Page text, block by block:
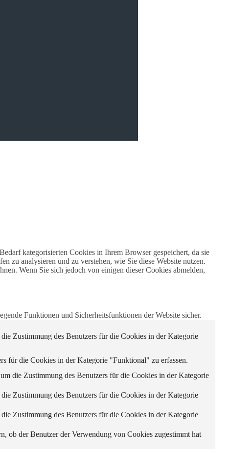
kategorisierten Cookies in Ihrem Browser gespeichert, da sie
zu analysieren und zu verstehen, wie Sie diese Website nutzen.
Wenn Sie sich jedoch von einigen dieser Cookies abmelden,
Funktionen und Sicherheitsfunktionen der Website sicher.
Zustimmung des Benutzers für die Cookies in der Kategorie
für die Cookies in der Kategorie "Funktional" zu erfassen.
die Zustimmung des Benutzers für die Cookies in der Kategorie
Zustimmung des Benutzers für die Cookies in der Kategorie
Zustimmung des Benutzers für die Cookies in der Kategorie
ob der Benutzer der Verwendung von Cookies zugestimmt hat